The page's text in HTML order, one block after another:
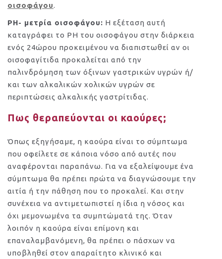
οισοφάγου.
PH- μετρία οισοφάγου: Η εξέταση αυτή
καταγράφει το PH του οισοφάγου στην διάρκεια
ενός 24ώρου προκειμένου να διαπιστωθεί αν οι
οισοφαγίτιδα προκαλείται από την
παλινδρόμηση των όξινων γαστρικών υγρών ή/
και των αλκαλικών χολικών υγρών σε
περιπτώσεις αλκαλικής γαστρίτιδας.
Πως θεραπεύονται οι καούρες;
Όπως εξηγήσαμε, η καούρα είναι το σύμπτωμα
που οφείλετε σε κάποια νόσο από αυτές που
αναφέρονται παραπάνω. Για να εξαλείψουμε ένα
σύμπτωμα θα πρέπει πρώτα να διαγνώσουμε την
αιτία ή την πάθηση που το προκαλεί. Και στην
συνέχεια να αντιμετωπιστεί η ίδια η νόσος και
όχι μεμονωμένα τα συμπτώματά της. Όταν
λοιπόν η καούρα είναι επίμονη και
επαναλαμβανόμενη, θα πρέπει ο πάσχων να
υποβληθεί στον απαραίτητο κλινικό και